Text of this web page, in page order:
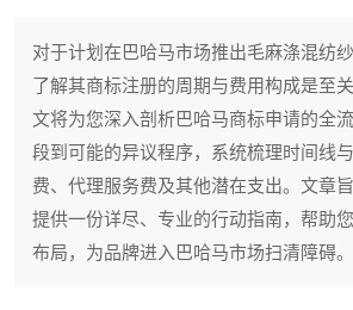
对于计划在巴哈马市场推出毛麻涤混纺
了解其商标注册的周期与费用构成是至
文将为您深入剖析巴哈马商标申请的全
段到可能的异议程序，系统梳理时间线
费、代理服务费及其他潜在支出。文章
提供一份详尽、专业的行动指南，帮助
布局，为品牌进入巴哈马市场扫清障碍。